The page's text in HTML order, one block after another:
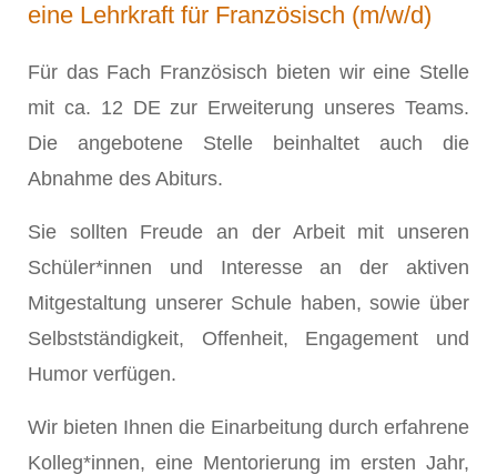
eine Lehrkraft für Französisch (m/w/d)
Für das Fach Französisch bieten wir eine Stelle
mit ca. 12 DE zur Erweiterung unseres Teams.
Die angebotene Stelle beinhaltet auch die
Abnahme des Abiturs.
Sie sollten Freude an der Arbeit mit unseren
Schüler*innen und Interesse an der aktiven
Mitgestaltung unserer Schule haben, sowie über
Selbstständigkeit, Offenheit, Engagement und
Humor verfügen.
Wir bieten Ihnen die Einarbeitung durch erfahrene
Kolleg*innen, eine Mentorierung im ersten Jahr,